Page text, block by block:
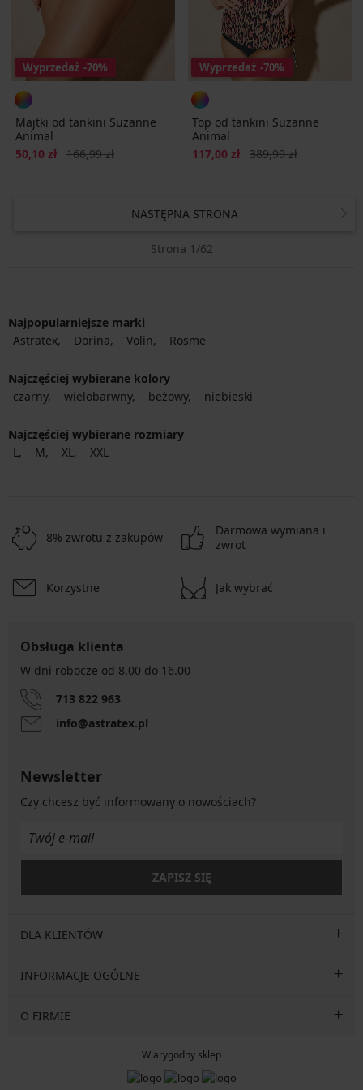
Wyprzedaż -70%
Majtki od tankini Suzanne
Animal
Zniżka
50,10 zł Pierwotna cena
166,99 zł
Wyprzedaż -70%
Top od tankini Suzanne
Animal
Zniżka
117,00 zł Pierwotna cena
389,99 zł
NASTĘPNA STRONA
Strona 1/62
Najpopularniejsze marki
Astratex
Dorina Volin Rosme
Najczęściej wybierane kolory
czarny
wielobarwny beżowy niebieski
Najczęściej wybierane rozmiary
L
M XL XXL
8% zwrotu z zakupów
Darmowa wymiana i
zwrot
Korzystne Jak wybrać
Obsługa klienta
W dni robocze od 8.00 do 16.00
713 822 963
info@astratex.pl
Newsletter
Czy chcesz być informowany o nowościach?
ZAPISZ SIĘ
DLA KLIENTÓW
INFORMACJE OGÓLNE
O FIRMIE
Wiarygodny sklep